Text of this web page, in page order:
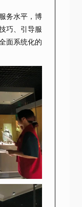
务水平，博
巧、引导服
面系统化的